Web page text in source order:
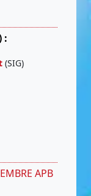
:
(SIG)
APB